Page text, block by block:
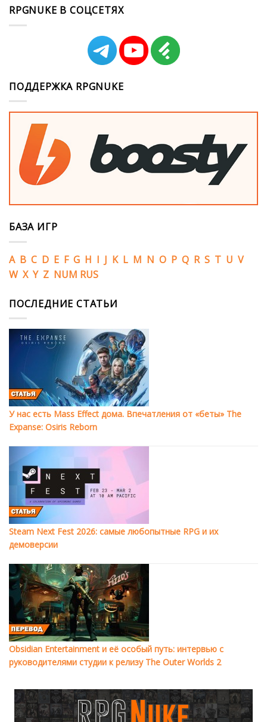
RPGNUKE В СОЦСЕТЯХ
ПОДДЕРЖКА RPGNUKE
БАЗА ИГР
A B C D E F G H I J K L M N O P Q R S T U V
W X Y Z NUM RUS
ПОСЛЕДНИЕ СТАТЬИ
У нас есть Mass Effect дома. Впечатления от «беты» The
Expanse: Osiris Reborn
Steam Next Fest 2026: самые любопытные RPG и их
демоверсии
Obsidian Entertainment и её особый путь: интервью с
руководителями студии к релизу The Outer Worlds 2